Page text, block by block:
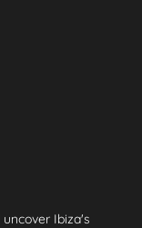
Ibiza's